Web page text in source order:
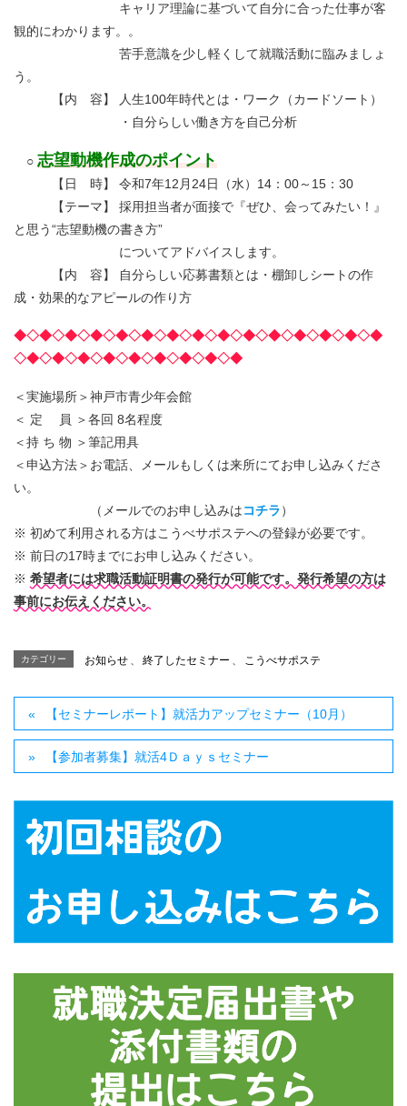
キャリア理論に基づいて自分に合った仕事が客
観的にわかります。。
苦手意識を少し軽くして就職活動に臨みましょ
う。
【内 容】 人生100年時代とは・ワーク（カードソート）
・自分らしい働き方を自己分析
○ 志望動機作成のポイント
【日 時】 令和7年12月24日（水）14：00～15：30
【テーマ】 採用担当者が面接で『ぜひ、会ってみたい！』
と思う“志望動機の書き方”
についてアドバイスします。
【内 容】 自分らしい応募書類とは・棚卸しシートの作
成・効果的なアピールの作り方
◆◇◆◇◆◇◆◇◆◇◆◇◆◇◆◇◆◇◆◇◆◇◆◇◆◇◆◇◆
◇◆◇◆◇◆◇◆◇◆◇◆◇◆◇◆◇◆
＜実施場所＞神戸市青少年会館
＜ 定 員 ＞各回 8名程度
＜持 ち 物 ＞筆記用具
＜申込方法＞お電話、メールもしくは来所にてお申し込みくださ
い。
（メールでのお申し込みはコチラ）
※ 初めて利用される方はこうべサポステへの登録が必要です。
※ 前日の17時までにお申し込みください。
※ 希望者には求職活動証明書の発行が可能です。発行希望の方は
事前にお伝えください。
カテゴリー お知らせ 終了したセミナー こうべサポステ
【セミナーレポート】就活力アップセミナー（10月）
【参加者募集】就活4Ｄａｙｓセミナー